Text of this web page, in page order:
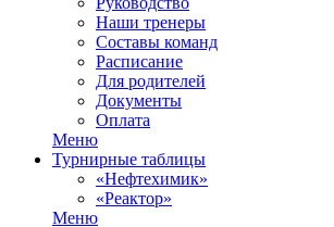
Наши тренеры
Составы команд
Расписание
Для родителей
Документы
Оплата
Меню
Турнирные таблицы
«Нефтехимик»
«Реактор»
Меню